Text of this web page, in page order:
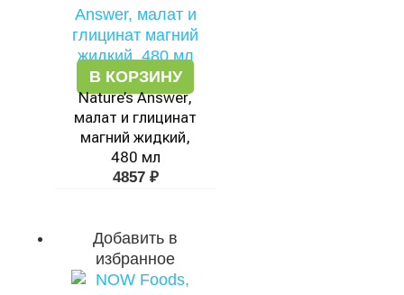
В КОРЗИНУ
Nature’s Answer,
малат и глицинат
магний жидкий,
480 мл
4857 ₽
Добавить в
избранное